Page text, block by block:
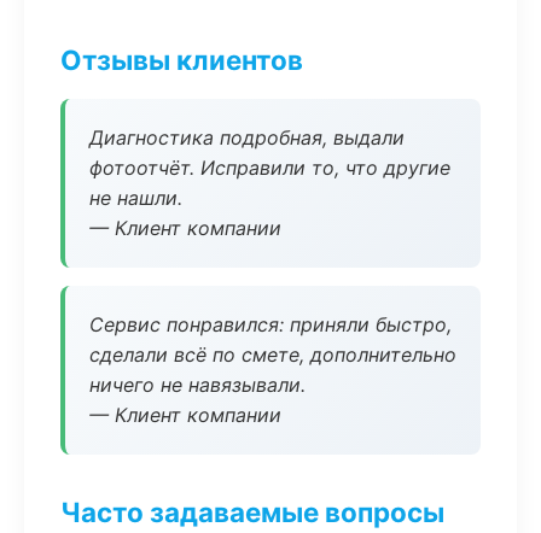
Отзывы клиентов
Диагностика подробная, выдали
фотоотчёт. Исправили то, что другие
не нашли.
— Клиент компании
Сервис понравился: приняли быстро,
сделали всё по смете, дополнительно
ничего не навязывали.
— Клиент компании
Часто задаваемые вопросы